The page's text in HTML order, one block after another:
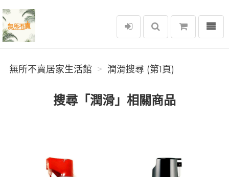
無所不賣居家生活館
選單
無所不賣居家生活館 潤滑搜尋 (第1頁)
搜尋「潤滑」相關商品